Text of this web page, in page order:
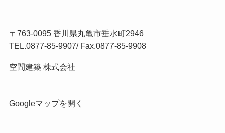
〒763-0095 香川県丸亀市垂水町2946
TEL.0877-85-9907/ Fax.0877-85-9908
空間建築 株式会社
Googleマップを開く